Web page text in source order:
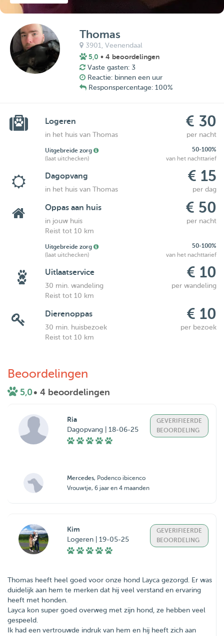
Thomas
3901,Veenendaal
5,0 • 4 beoordelingen
Vaste gasten: 3
Reactie: binnen een uur
Responspercentage: 100%
Logeren € 30
in het huis van Thomas per nacht
Uitgebreide zorg
50-100%
(laat uitchecken)
van het nachttarief
Dagopvang € 15
in het huis van Thomas per dag
Oppas aan huis € 50
in jouw huis
per nacht
Reist tot 10 km
Uitgebreide zorg
50-100%
(laat uitchecken)
van het nachttarief
Uitlaatservice € 10
30 min. wandeling
per wandeling
Reist tot 10 km
Dierenoppas € 10
30 min. huisbezoek
per bezoek
Reist tot 10 km
Beoordelingen
5,0• 4 beoordelingen
Ria
Dagopvang | 18-06-25
GEVERIFIEERDE
BEOORDELING
Mercedes, Podenco ibicenco
Vrouwtje, 6 jaar en 4 maanden
Kim
Logeren | 19-05-25
GEVERIFIEERDE
BEOORDELING
Thomas heeft heel goed voor onze hond Layca gezorgd. Er was
duidelijk aan hem te merken dat hij veel verstand en ervaring
heeft met honden.
Layca kon super goed overweg met zijn hond, ze hebben veel
gespeeld.
Ik had een vertrouwde indruk van hem en hij heeft zich aan